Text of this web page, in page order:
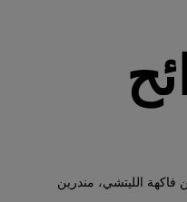
الليتشي، مندرين